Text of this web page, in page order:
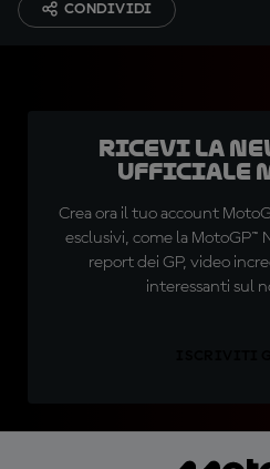
CONDIVIDI
Ricevi la
ufficiale
Crea ora il tuo account
esclusivi, come la MotoGP™
report dei GP, video
interessanti sul